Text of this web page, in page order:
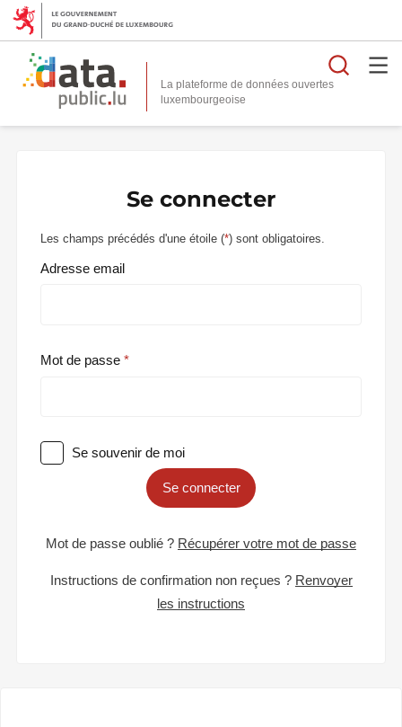
La plateforme de données ouvertes
Se connecter
Les champs précédés d'une étoile (*) sont obligatoires.
Adresse email
Mot de passe
Se souvenir de moi
Se connecter
Mot de passe oublié ? Récupérer votre mot de passe
Instructions de confirmation non reçues ? Renvoyer
les instructions